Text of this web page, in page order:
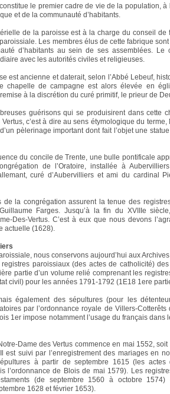
le premier cadre de vie de la population, à
et de la communauté d’habitants.
de la paroisse est à la charge du conseil de
Les membres élus de cette fabrique
d’habitants au sein de ses assemblées. Le
avec les autorités civiles et religieuses.
est ancienne et daterait, selon l’Abbé Lebeuf,
chapelle de campagne est alors élevée en
à la discrétion du curé primitif, le prieur de
guérisons qui se produisirent dans cette
c’est à dire au sens étymologique du terme,
pèlerinage important dont fait l’objet une
du concile de Trente, une bulle pontificale
de l’Oratoire, installée à
curé d’Aubervilliers et ami du cardinal
la congrégation assurent la tenue des
Farges. Jusqu’à la fin du XVIIIe
Des-Vertus. C’est à eux que nous devons
actuelle (1628).
nous conservons aujourd’hui aux
paroissiaux (des actes de catholicité)
partie d’un volume relié comprenant les
civil) pour les années 1791-1792 (1E18 1ere
également des sépultures (pour les
par l’ordonnance royale de Villers-Cotterêts
1er impose notamment l’usage du français dans
Dame des Vertus commence en mai 1552,
est suivi par l’enregistrement des mariages en
à partir de septembre 1615 (les actes
l’ordonnance de Blois de mai 1579). Les
(de septembre 1560 à octobre
1628 et février 1653).